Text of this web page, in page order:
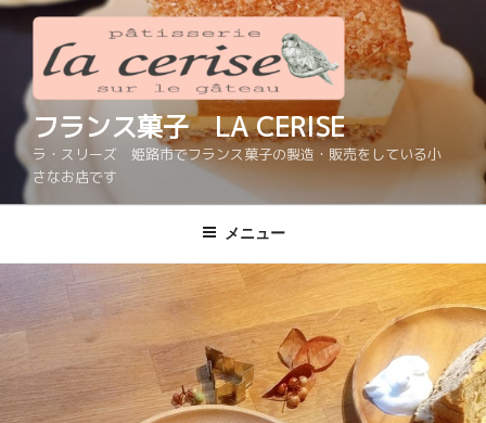
コ
へ
フランス菓子 LA CERISE
ラ・スリーズ 姫路市でフランス菓子の製造・販売をしている小
さなお店です
メニュー